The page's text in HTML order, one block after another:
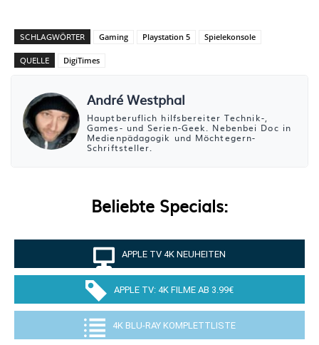
SCHLAGWÖRTER Gaming Playstation 5 Spielekonsole
QUELLE DigiTimes
André Westphal
Hauptberuflich hilfsbereiter Technik-,
Games- und Serien-Geek. Nebenbei Doc in
Medienpädagogik und Möchtegern-
Schriftsteller.
Beliebte Specials:
APPLE TV 4K NEUHEITEN
APPLE TV: 4K FILME AB 3.99€
4K BLU-RAY KOMPLETTLISTE